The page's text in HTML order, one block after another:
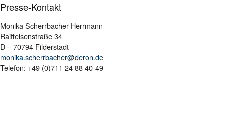
Presse-Kontakt
Monika Scherrbacher-Herrmann
Raiffeisenstraße 34
D – 70794 Filderstadt
monika.scherrbacher@deron.de
Telefon: +49 (0)711 24 88 40-49